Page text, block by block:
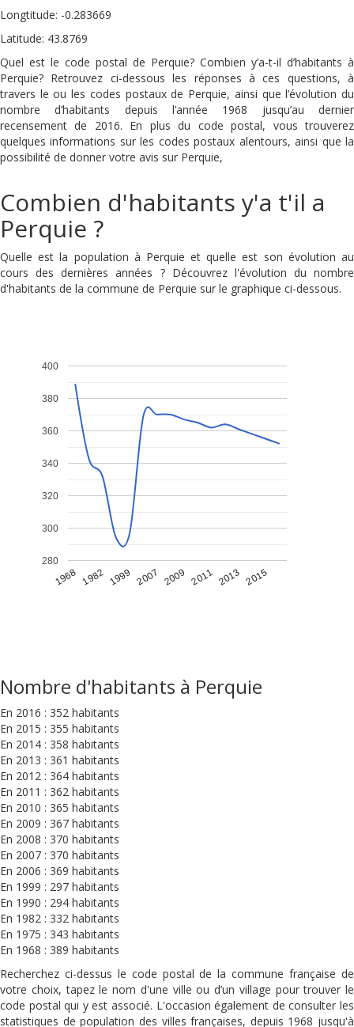
Longtitude: -0.283669
Latitude: 43.8769
Quel est le code postal de Perquie? Combien y’a-t-il d’habitants à
Perquie? Retrouvez ci-dessous les réponses à ces questions, à
travers le ou les codes postaux de Perquie, ainsi que l’évolution du
nombre d’habitants depuis l’année 1968 jusqu’au dernier
recensement de 2016. En plus du code postal, vous trouverez
quelques informations sur les codes postaux alentours, ainsi que la
possibilité de donner votre avis sur Perquie,
Combien d'habitants y'a t'il a
Perquie ?
Quelle est la population à Perquie et quelle est son évolution au
cours des dernières années ? Découvrez l'évolution du nombre
d'habitants de la commune de Perquie sur le graphique ci-dessous.
1968 1982 1999 2007 2009 2011 2013 2015
280
300
320
340
360
380
400
Nombre d'habitants à Perquie
En 2016 : 352 habitants
En 2015 : 355 habitants
En 2014 : 358 habitants
En 2013 : 361 habitants
En 2012 : 364 habitants
En 2011 : 362 habitants
En 2010 : 365 habitants
En 2009 : 367 habitants
En 2008 : 370 habitants
En 2007 : 370 habitants
En 2006 : 369 habitants
En 1999 : 297 habitants
En 1990 : 294 habitants
En 1982 : 332 habitants
En 1975 : 343 habitants
En 1968 : 389 habitants
Recherchez ci-dessus le code postal de la commune française de
votre choix, tapez le nom d'une ville ou d’un village pour trouver le
code postal qui y est associé. L'occasion également de consulter les
statistiques de population des villes françaises, depuis 1968 jusqu'à